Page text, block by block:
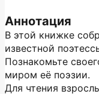
Аннотация
В этой книжке
известной
Познакомьте
миром её поэзии.
Для чтения